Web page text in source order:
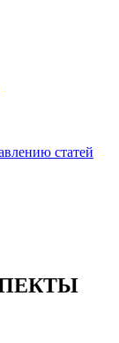
статей